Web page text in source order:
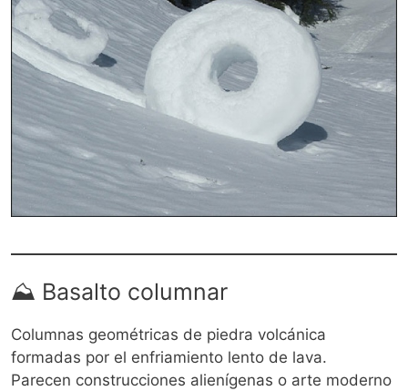
⛰️ Basalto columnar
Columnas geométricas de piedra volcánica
formadas por el enfriamiento lento de lava.
Parecen construcciones alienígenas o arte moderno